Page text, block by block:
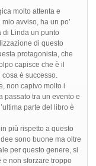
molto attenta e
avviso, ha un po’
di Linda un punto
di questo
protagonista, che
capisce che è il
è successo.
non capivo molto i
passato tra un evento e
parte del libro è
più rispetto a questo
sono buone ma oltre
per questo genere, si
non sforzare troppo